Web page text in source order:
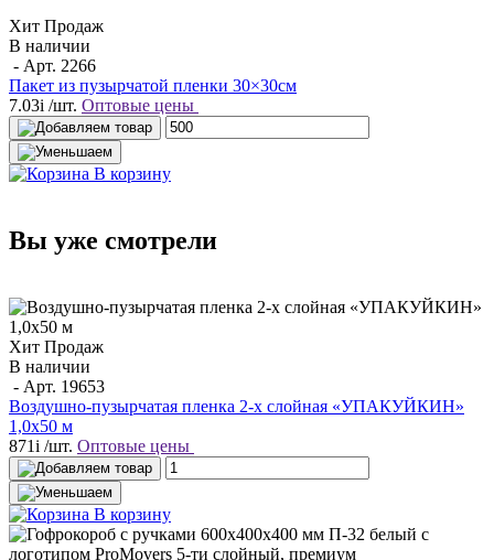
Хит Продаж
В наличии
- Арт. 2266
Пакет из пузырчатой пленки 30×30см
7.03i /шт. Оптовые цены
В корзину
Вы уже смотрели
Хит Продаж
В наличии
- Арт. 19653
Воздушно-пузырчатая пленка 2-х слойная «УПАКУЙКИН»
1,0х50 м
871i /шт. Оптовые цены
В корзину